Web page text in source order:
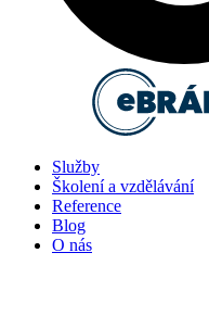
Služby
Školení a vzdělávání
Reference
Blog
O nás